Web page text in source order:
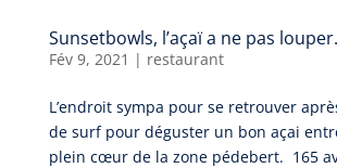
Sunsetbowls, l’açaï a ne pas louper.
Fév 9, 2021 | restaurant
L’endroit sympa pour se retrouver
de surf pour déguster un bon açai
plein cœur de la zone pédebert. 165